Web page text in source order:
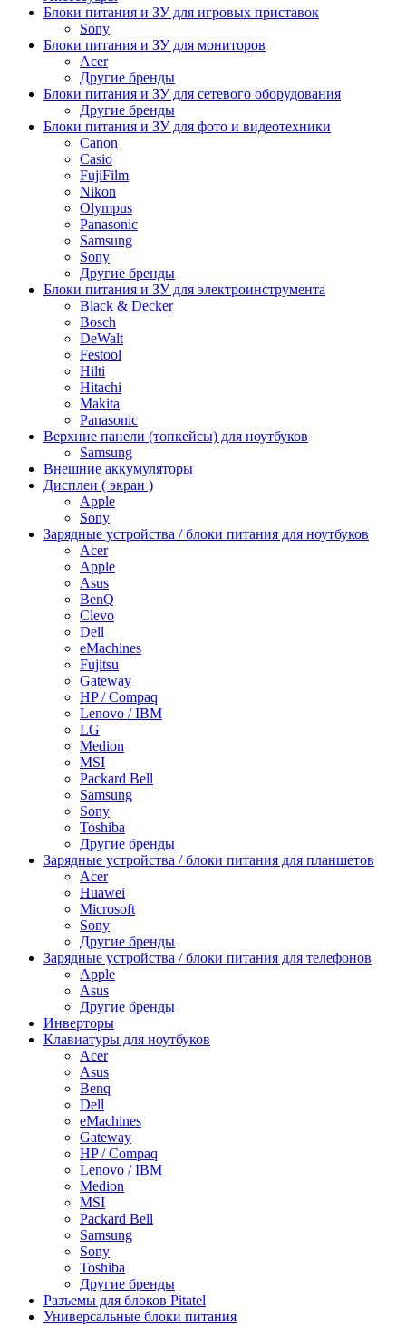
Блоки питания и ЗУ для игровых приставок
Sony
Блоки питания и ЗУ для мониторов
Acer
Другие бренды
Блоки питания и ЗУ для сетевого оборудования
Другие бренды
Блоки питания и ЗУ для фото и видеотехники
Canon
Casio
FujiFilm
Nikon
Olympus
Panasonic
Samsung
Sony
Другие бренды
Блоки питания и ЗУ для электроинструмента
Black & Decker
Bosch
DeWalt
Festool
Hilti
Hitachi
Makita
Panasonic
Верхние панели (топкейсы) для ноутбуков
Samsung
Внешние аккумуляторы
Дисплеи ( экран )
Apple
Sony
Зарядные устройства / блоки питания для ноутбуков
Acer
Apple
Asus
BenQ
Clevo
Dell
eMachines
Fujitsu
Gateway
HP / Compaq
Lenovo / IBM
LG
Medion
MSI
Packard Bell
Samsung
Sony
Toshiba
Другие бренды
Зарядные устройства / блоки питания для планшетов
Acer
Huawei
Microsoft
Sony
Другие бренды
Зарядные устройства / блоки питания для телефонов
Apple
Asus
Другие бренды
Инверторы
Клавиатуры для ноутбуков
Acer
Asus
Benq
Dell
eMachines
Gateway
HP / Compaq
Lenovo / IBM
Medion
MSI
Packard Bell
Samsung
Sony
Toshiba
Другие бренды
Разъемы для блоков Pitatel
Универсальные блоки питания